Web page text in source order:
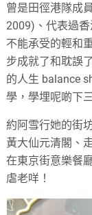
曾是田徑港隊成
2009)、代表過
不能承受的輕和
步成就了和耽誤
的人生 balance
學，學埋呢啲下
約阿雪行她的街
黃大仙元清閣、
在東京街意樂餐
虐老咩！